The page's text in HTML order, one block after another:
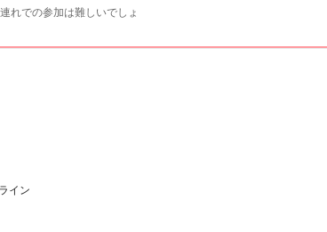
れでの参加は難しいでしょ
イン